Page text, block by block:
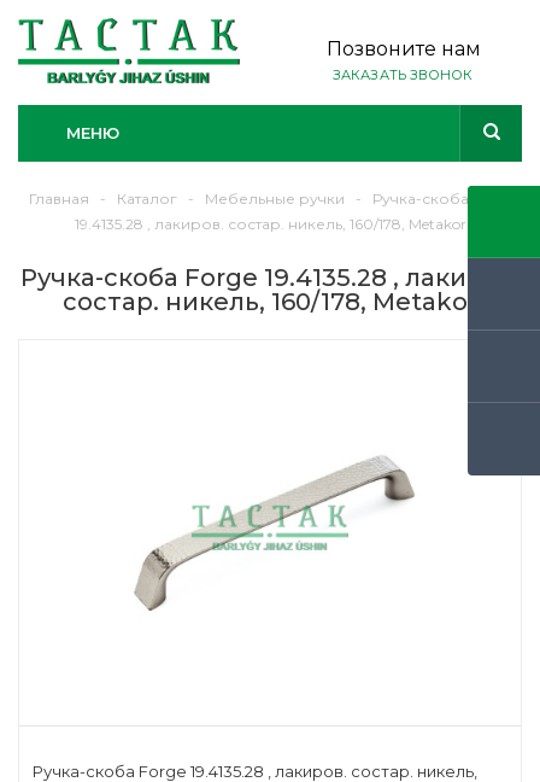
Позвоните нам
ЗАКАЗАТЬ ЗВОНОК
МЕНЮ
Главная - Каталог - Мебельные ручки -
Ручка-скоба Forge
19.4135.28 , лакиров. состар. никель, 160/178, Metakor
Ручка-скоба Forge 19.4135.28 , лакиров.
состар. никель, 160/178, Metakor
Ручка-скоба Forge 19.4135.28 , лакиров. состар. никель,